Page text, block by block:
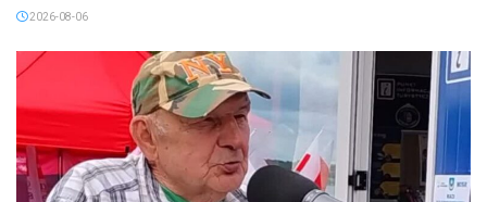
2026-08-06